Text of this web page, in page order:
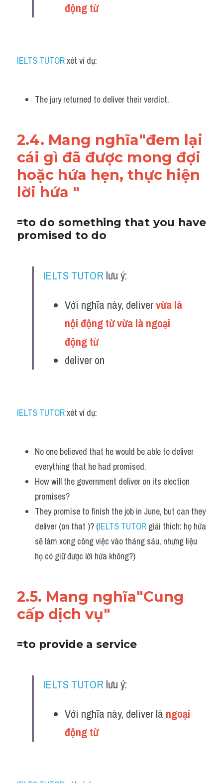
động từ
IELTS TUTOR xét ví dụ:
The jury returned to deliver their verdict.
2.4. Mang nghĩa"đem lại
cái gì đã được mong đợi
hoặc hứa hẹn, thực hiện
lời hứa "
=to do something that you have
promised to do
IELTS TUTOR lưu ý:
Với nghĩa này, deliver vừa là
nội động từ vừa là ngoại
động từ
deliver on
IELTS TUTOR xét ví dụ:
No one believed that he would be able to deliver
everything that he had promised.
How will the government deliver on its election
promises?
They promise to finish the job in June, but can they
deliver (on that )? (IELTS TUTOR giải thích: họ hứa
sẽ làm xong công việc vào tháng sáu, nhưng liệu
họ có giữ được lời hứa không?)
2.5. Mang nghĩa"Cung
cấp dịch vụ"
=to provide a service
IELTS TUTOR lưu ý:
Với nghĩa này, deliver là ngoại
động từ